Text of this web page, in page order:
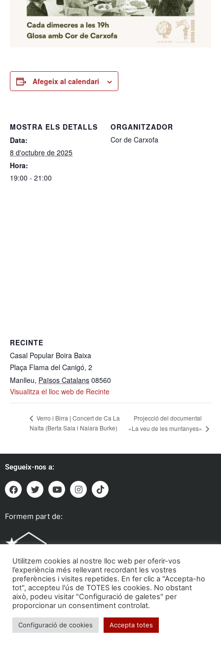
Afegeix al calendari
MOSTRA ELS DETALLS
Data:
8 d'octubre de 2025
Hora:
19:00 - 21:00
ORGANITZADOR
Cor de Carxofa
RECINTE
Casal Popular Boira Baixa
Plaça Flama del Canigó, 2
Manlleu, Països Catalans 08560
Visualitza el lloc web de Recinte
Verro i Birra | Concert de Ca La
Naïta (Berta Sala i Naiara Burke)
Projecció del documental
«La veu de les muntanyes»
Segueix-nos a:
Formem part de:
Utilitzem cookies al nostre lloc web per oferir-vos
l’experiència més rellevant recordant les vostres
preferències i visites repetides. En fer clic a "Accepta-ho
tot", accepteu l'ús de TOTES les cookies. No obstant
això, podeu visitar "Configuració de galetes" per
proporcionar un consentiment controlat.
Configuració de cookies Accepta totes